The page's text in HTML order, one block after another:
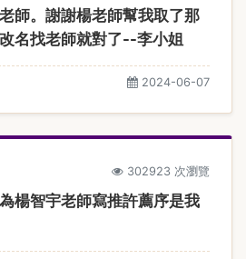
師。謝謝楊老師幫我取了那
名找老師就對了--李小姐
2024-06-07
302923 次瀏覽
楊智宇老師寫推許薦序是我